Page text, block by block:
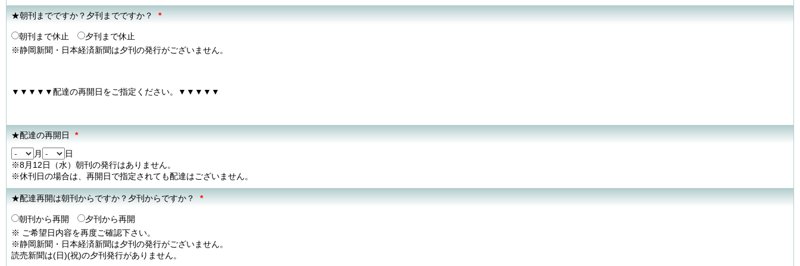
★朝刊までですか？夕刊までですか？ *
朝刊まで休止
夕刊まで休止
※静岡新聞・日本経済新聞は夕刊の発行がございません。
▼▼▼▼▼配達の再開日をご指定ください。▼▼▼▼▼
★配達の再開日
*
月
日
※8月12日（水）朝刊の発行はありません。
※休刊日の場合は、再開日で指定されても配達はございません。
★配達再開は朝刊からですか？夕刊からですか？ *
朝刊から再開
夕刊から再開
※ ご希望日内容を再度ご確認下さい。
※静岡新聞・日本経済新聞は夕刊の発行がございません。
読売新聞は(日)(祝)の夕刊発行がありません。